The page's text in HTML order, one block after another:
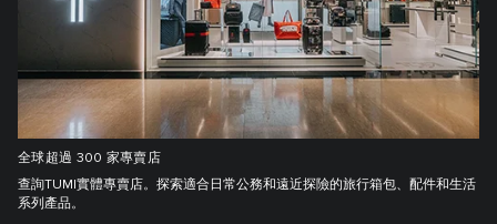
全球超過 300 家專賣店
查詢TUMI實體專賣店。探索適合日常公務和遠近探險的旅行箱包、配件和生活
系列產品。